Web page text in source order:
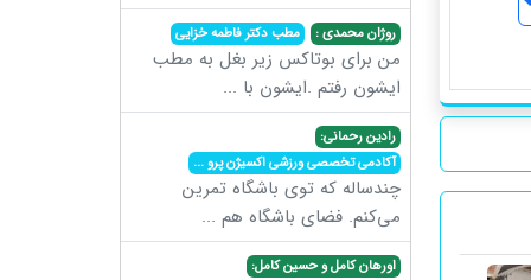
روژان محمدی : مطب دکتر فاطمه خزایی
من برای بوتاکس زیر بغل به مطب
ایشون رفتم .ایشون با ...
رادین رحمانی:
آکادمی تخصصی ورزشی اکسیژن پرو...
چندساله که توی باشگاه تمرین
می‌کنم. فضای باشگاه هم ...
اورهان کامل و حسین کامل: